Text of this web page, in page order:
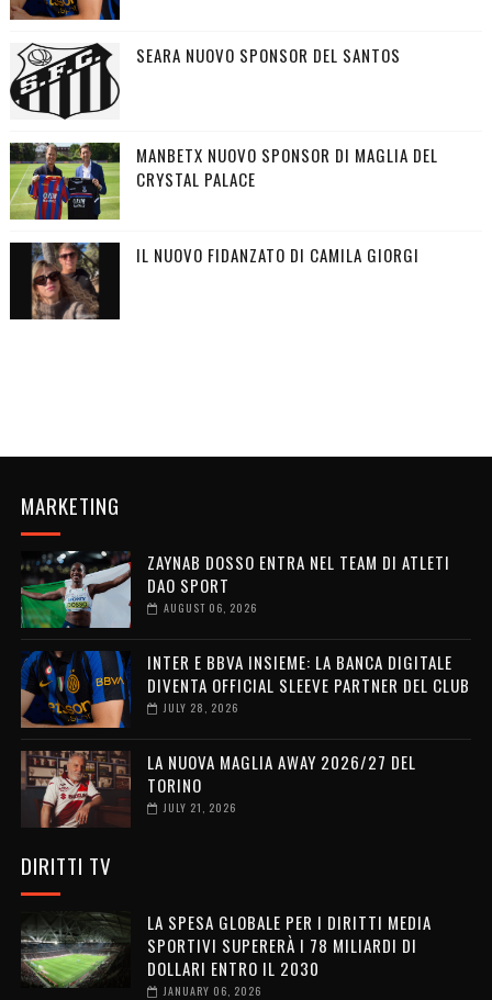
SEARA NUOVO SPONSOR DEL SANTOS
MANBETX NUOVO SPONSOR DI MAGLIA DEL
CRYSTAL PALACE
IL NUOVO FIDANZATO DI CAMILA GIORGI
MARKETING
ZAYNAB DOSSO ENTRA NEL TEAM DI ATLETI
DAO SPORT
AUGUST 06, 2026
INTER E BBVA INSIEME: LA BANCA DIGITALE
DIVENTA OFFICIAL SLEEVE PARTNER DEL CLUB
JULY 28, 2026
LA NUOVA MAGLIA AWAY 2026/27 DEL
TORINO
JULY 21, 2026
DIRITTI TV
LA SPESA GLOBALE PER I DIRITTI MEDIA
SPORTIVI SUPERERÀ I 78 MILIARDI DI
DOLLARI ENTRO IL 2030
JANUARY 06, 2026